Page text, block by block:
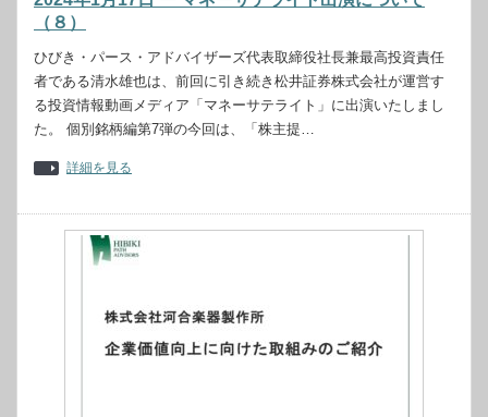
（８）
ひびき・パース・アドバイザーズ代表取締役社長兼最高投資責任
者である清水雄也は、前回に引き続き松井証券株式会社が運営す
る投資情報動画メディア「マネーサテライト」に出演いたしまし
た。 個別銘柄編第7弾の今回は、「株主提…
詳細を見る